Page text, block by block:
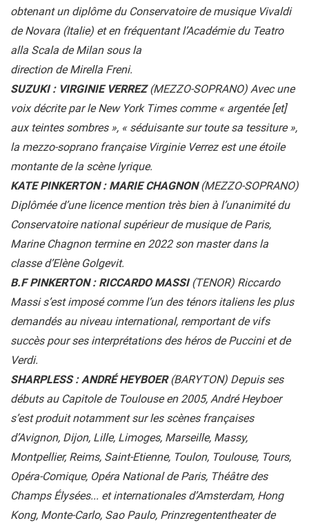
obtenant un diplôme du Conservatoire de musique Vivaldi
de Novara (Italie) et en fréquentant l’Académie du Teatro
alla Scala de Milan sous la
direction de Mirella Freni.
SUZUKI : VIRGINIE VERREZ(MEZZO-SOPRANO) Avec une
voix décrite par le New York Times comme « argentée [et]
aux teintes sombres », « séduisante sur toute sa tessiture »,
la mezzo-soprano française Virginie Verrez est une étoile
montante de la scène lyrique.
KATE PINKERTON : MARIE CHAGNON(MEZZO-SOPRANO)
Diplômée d’une licence mention très bien à l’unanimité du
Conservatoire national supérieur de musique de Paris,
Marine Chagnon termine en 2022 son master dans la
classe d’Elène Golgevit.
B.F PINKERTON : RICCARDO MASSI(TENOR) Riccardo
Massi s’est imposé comme l’un des ténors italiens les plus
demandés au niveau international, remportant de vifs
succès pour ses interprétations des héros de Puccini et de
Verdi.
SHARPLESS : ANDRÉ HEYBOER(BARYTON) Depuis ses
débuts au Capitole de Toulouse en 2005, André Heyboer
s’est produit notamment sur les scènes françaises
d’Avignon, Dijon, Lille, Limoges, Marseille, Massy,
Montpellier, Reims, Saint-Etienne, Toulon, Toulouse, Tours,
Opéra-Comique, Opéra National de Paris, Théâtre des
Champs Élysées... et internationales d’Amsterdam, Hong
Kong, Monte-Carlo, Sao Paulo, Prinzregententheater de